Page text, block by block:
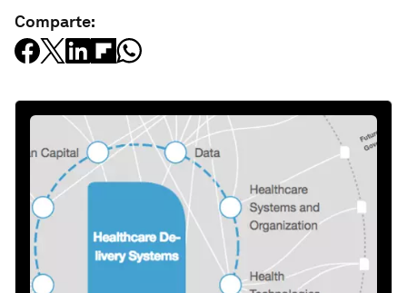
Comparte: